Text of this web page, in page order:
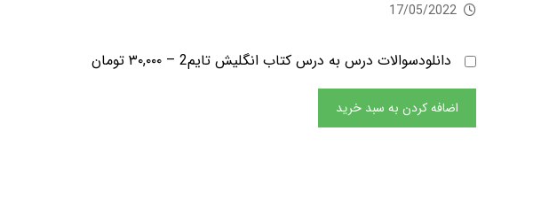
17/05/2022
دانلودسوالات درس به درس کتاب انگلیش تایم2 – ۳۰,۰۰۰ تومان
اضافه کردن به سبد خرید